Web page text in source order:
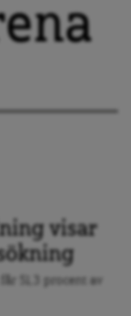
visar
51,3 procent av